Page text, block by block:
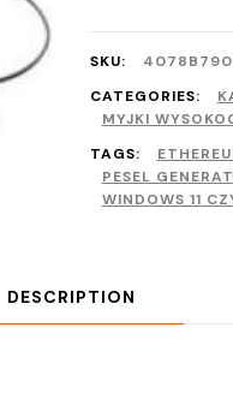
SKU:
CATEGORIES:
MYJKI
TAGS:
PESEL
WINDOWS 11
DESCRIPTION